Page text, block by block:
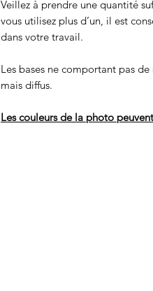
Veillez à prendre une quantité
vous utilisez plus d’un, il est
dans votre travail.
Les bases ne comportant pas
mais diffus.
Les couleurs de la photo